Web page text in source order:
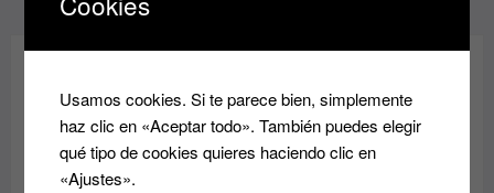
¡REBAJAS!
Usamos cookies. Si te parece bien, simplemente
haz clic en «Aceptar todo». También puedes elegir
qué tipo de cookies quieres haciendo clic en
«Ajustes».